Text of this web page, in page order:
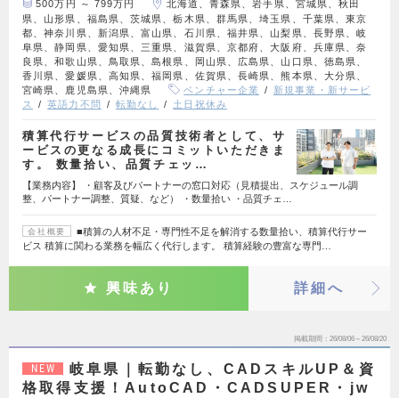
500万円 ～ 799万円
北海道、青森県、岩手県、宮城県、秋田
県、山形県、福島県、茨城県、栃木県、群馬県、埼玉県、千葉県、東京
都、神奈川県、新潟県、富山県、石川県、福井県、山梨県、長野県、岐
阜県、静岡県、愛知県、三重県、滋賀県、京都府、大阪府、兵庫県、奈
良県、和歌山県、鳥取県、島根県、岡山県、広島県、山口県、徳島県、
香川県、愛媛県、高知県、福岡県、佐賀県、長崎県、熊本県、大分県、
宮崎県、鹿児島県、沖縄県
ベンチャー企業
新規事業・新サービ
ス
英語力不問 転勤なし 土日祝休み
積算代行サービスの品質技術者として、サ
ービスの更なる成長にコミットいただきま
す。 数量拾い、品質チェッ…
【業務内容】 ・顧客及びパートナーの窓口対応（見積提出、スケジュール調
整、パートナー調整、質疑、など） ・数量拾い ・品質チェ…
会社概要
■積算の人材不足・専門性不足を解消する数量拾い、積算代行サー
ビス 積算に関わる業務を幅広く代行します。 積算経験の豊富な専門…
興味あり 詳細へ
掲載期間 26/08/06～26/08/20
NEW
岐阜県｜転勤なし、CADスキルUP＆資
格取得支援！AutoCAD・CADSUPER・jw